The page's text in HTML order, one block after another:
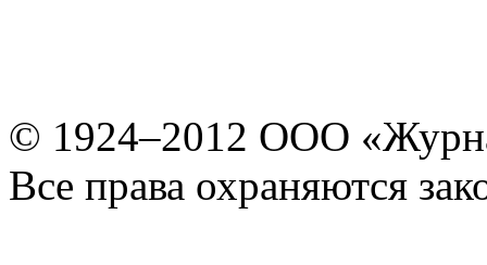
© 1924–2012 ООО
Все права охраняются